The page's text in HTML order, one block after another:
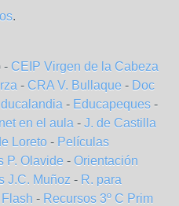
.
- CEIP Virgen de la Cabeza
- CRA V. Bullaque - Doc
- Educapeques -
en el aula - J. de Castilla
Loreto - Películas
P. Olavide - Orientación
J.C. Muñoz - R. para
- Recursos 3º C Prim